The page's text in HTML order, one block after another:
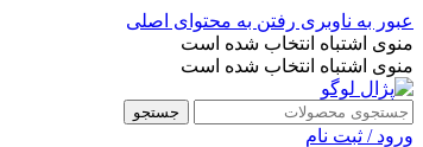
عبور به ناوبری رفتن به محتوای اصلی
منوی اشتباه انتخاب شده است
منوی اشتباه انتخاب شده است
جستجو
ورود / ثبت نام